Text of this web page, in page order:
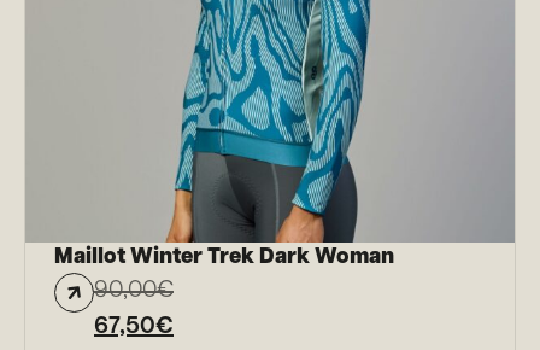
Maillot Winter Trek Dark Woman
90,00€
67,50€